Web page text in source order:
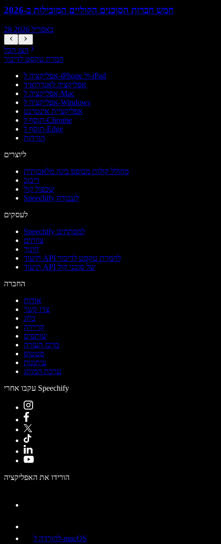
חמש חברות הסוכנים הקוליים המובילות ב-2026
28 באפריל 2026
הצג הכל
המרת טקסט לדיבור
אפליקציה ל-iPhone ול-iPad
אפליקציה לאנדרואיד
אפליקציה ל-Mac
אפליקציה ל-Windows
אפליקציית אינטרנט
תוסף ל-Chrome
תוסף ל-Edge
הורדות
ליוצרים
מחולל קולות מבוסס בינה מלאכותית
דיבוב
שכפול קול
Speechify לעבודה
לעסקים
Speechify למפתחים
צוותים
חינוך
תיעוד API להמרת טקסט לדיבור
תיעוד API של סוכני קול
החברה
אודות
צרו קשר
בלוג
קריירה
שותפים
מרכז העזרה
סטטוס
עיתונות
ערכת המותג
עקבו אחרי Speechify
הורידו את האפליקציה
להורדה ל-macOS